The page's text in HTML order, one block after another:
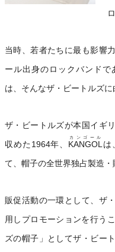
当時、若者たちに最も影響
ール出身のロックバンドで
は、そんなザ・ビートルズに
ザ・ビートルズが本国イギ
収めた1964年、 KANGOL
カンゴール
は
て、帽子の全世界独占製造・
販促活動の一環として、ザ
用しプロモーションを行うこ
ズの帽子」としてザ・ビー